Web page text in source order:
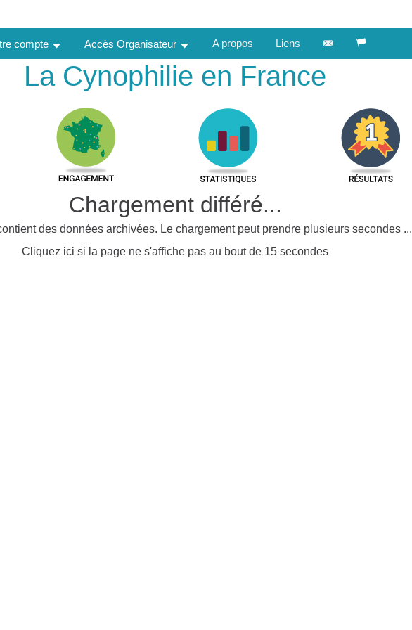
compte Accès Organisateur A propos Liens
La Cynophilie en France
Chargement différé...
des données archivées. Le chargement peut prendre plusieurs secondes ...
Cliquez ici si la page ne s'affiche pas au bout de 15 secondes